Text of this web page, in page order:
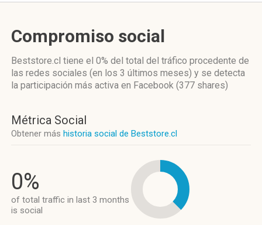
Compromiso social
Beststore.cl tiene el 0% del total del tráfico procedente de
las redes sociales (en los 3 últimos meses) y se detecta
la participación más activa en Facebook (377 shares)
Métrica Social
Obtener más historia social de Beststore.cl
0%
of total traffic in last 3 months
is social